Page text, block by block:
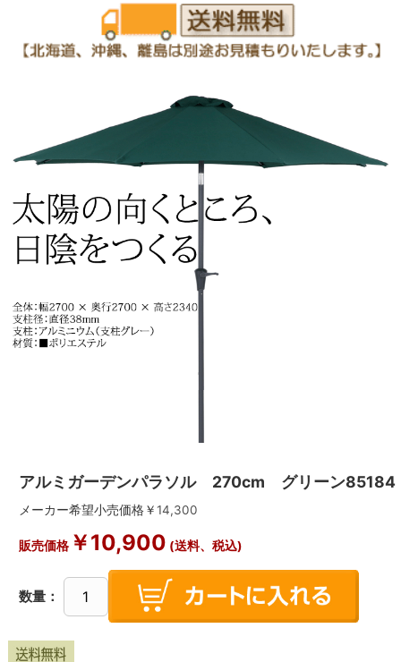
アルミガーデンパラソル 270cm グリーン85184
メーカー希望小売価格￥14,300
販売価格￥10,900 (送料、税込)
数量：